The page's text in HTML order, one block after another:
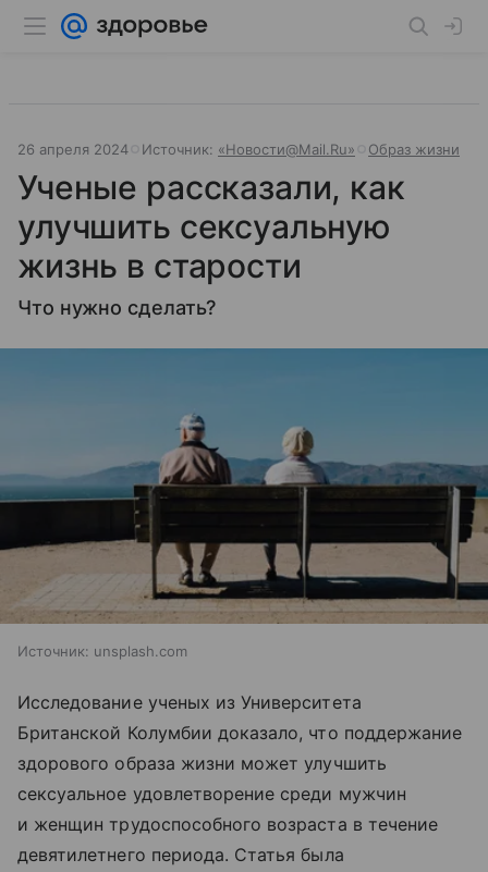
26 апреля 2024 Источник: «Новости@Mail.Ru» Образ жизни
Ученые рассказали, как
улучшить сексуальную
жизнь в старости
Что нужно сделать?
Источник: unsplash.com
Исследование ученых из Университета
Британской Колумбии доказало, что поддержание
здорового образа жизни может улучшить
сексуальное удовлетворение среди мужчин
и женщин трудоспособного возраста в течение
девятилетнего периода. Статья была